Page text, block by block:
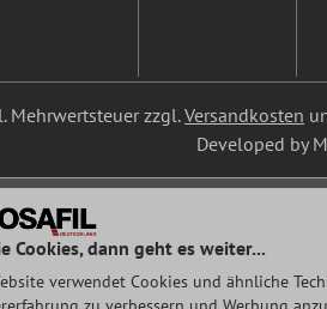
Mehrwertsteuer zzgl.Versandkosten
Developed by
Cookies, dann geht es weiter...
verwendet Cookies und ähnliche